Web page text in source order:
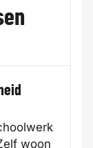
woon